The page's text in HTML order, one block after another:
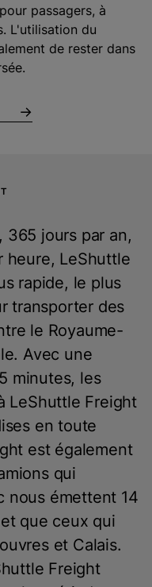
passagers, à
L'utilisation du
de rester dans
365 jours par an,
heure, LeShuttle
rapide, le plus
transporter des
le Royaume-
Avec une
minutes, les
LeShuttle Freight
en toute
est également
qui
nous émettent 14
que ceux qui
et Calais.
Freight